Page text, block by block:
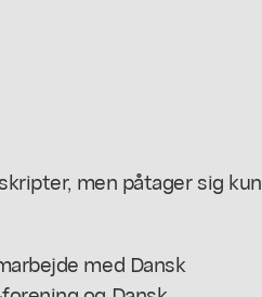
men påtager sig kun
med Dansk